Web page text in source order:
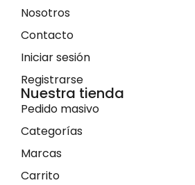
Nosotros
Contacto
Iniciar sesión
Registrarse
Nuestra tienda
Pedido masivo
Categorías
Marcas
Carrito